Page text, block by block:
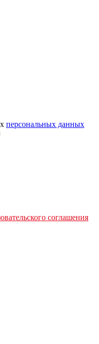
персональных данных
соглашения